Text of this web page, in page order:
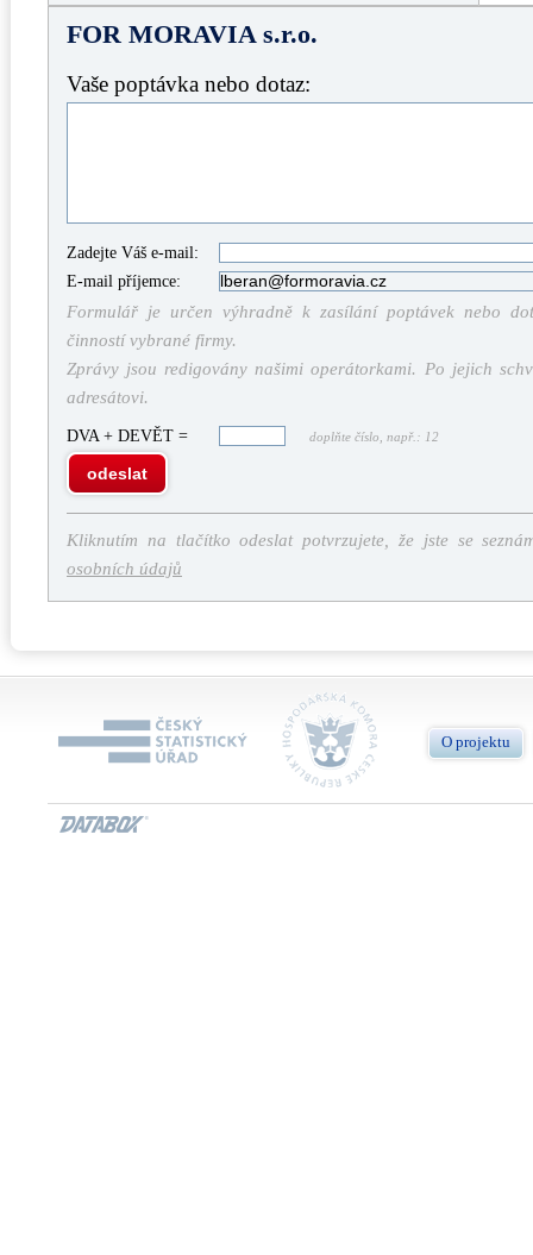
FOR MORAVIA s.r.o.
Vaše poptávka nebo dotaz:
Zadejte Váš e-mail:
E-mail příjemce:
Formulář je určen výhradně k zasílání poptávek nebo
činností vybrané firmy.
Zprávy jsou redigovány našimi operátorkami. Po jejich
adresátovi.
DVA + DEVĚT = doplňte číslo, např.: 12
odeslat
Kliknutím na tlačítko odeslat potvrzujete, že jste se
osobních údajů
O projektu